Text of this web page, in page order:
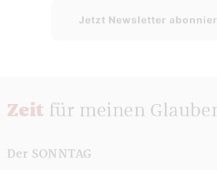
Jetzt Newsletter
Zeit für meinen
Der SONNTAG